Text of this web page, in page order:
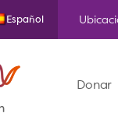
Español
Donar